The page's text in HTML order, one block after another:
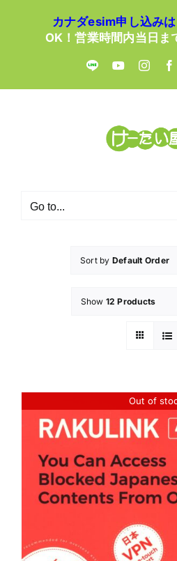
カナダesim申し込みは
OK！営業時間内当日ま
LINE YouTube
Go to...
Sort by Default Order
Show 12 Products
Out of